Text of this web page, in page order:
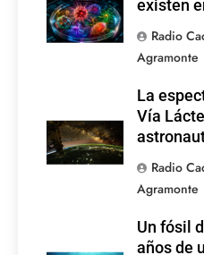
existen
Radio
Agramonte
La
Vía
Radio
Agramonte
Un fósil
años de